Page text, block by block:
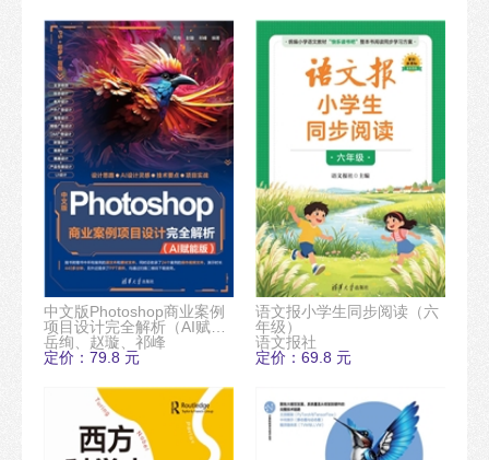
中文版Photoshop商业案例
项目设计完全解析（AI赋能
版）
岳绚、赵璇、祁峰
定价：79.8 元
语文报小学生同步阅读（六
年级）
语文报社
定价：69.8 元